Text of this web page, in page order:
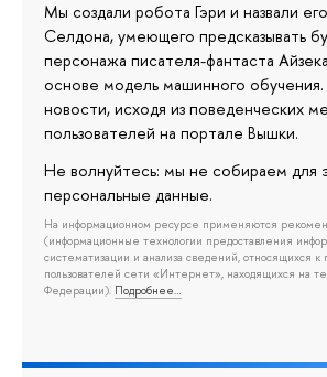
Мы создали робота Гэри и назвали
Селдона, умеющего предсказывать
персонажа писателя-фантаста
основе модель машинного
новости, исходя из поведенческих
пользователей на портале Вышки.
Не волнуйтесь: мы не собираем для
персональные данные.
На информационном ресурсе применяются
(информационные технологии предоставления
систематизации и анализа сведений, относящихся
пользователей сети «Интернет», находящихся на
Федерации). Подробнее…